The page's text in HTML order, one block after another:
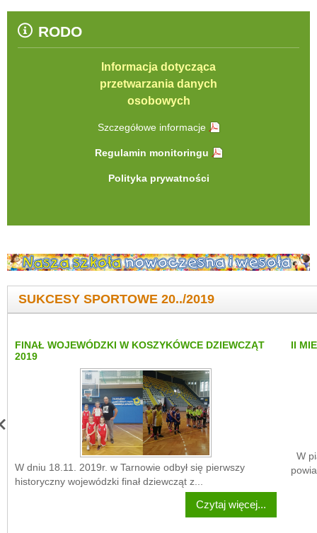
RODO
Informacja dotycząca
przetwarzania danych
osobowych
Szczegółowe informacje
Regulamin monitoringu
Polityka prywatności
SUKCESY SPORTOWE 20../2019
FINAŁ WOJEWÓDZKI W KOSZYKÓWCE DZIEWCZĄT
2019
W dniu 18.11. 2019r. w Tarnowie odbył się pierwszy
historyczny wojewódzki finał dziewcząt z...
Czytaj więcej...
II
W